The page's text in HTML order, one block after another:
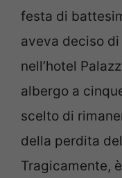
festa di
aveva deciso
nell’hotel
albergo a
scelto di
della perdita
Tragicamente,